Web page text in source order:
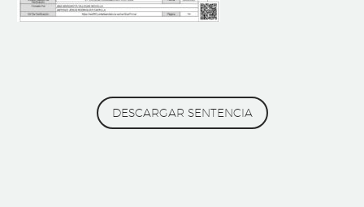
DESCARGAR SENTENCIA